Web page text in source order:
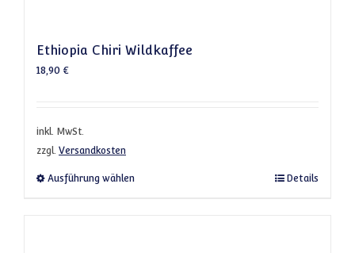
Ethiopia Chiri Wildkaffee
18,90 €
inkl. MwSt.
zzgl. Versandkosten
Ausführung wählen Dieses Produkt weist mehrere Varianten
Details